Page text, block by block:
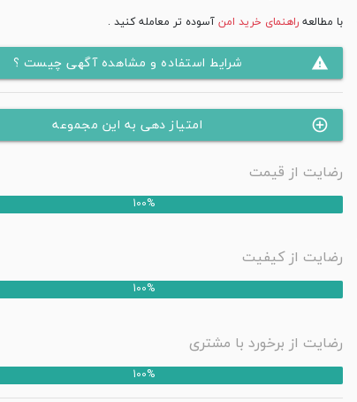
با مطالعهراهنمای خرید امنآسوده تر معامله کنید .
warning شرایط استفاده و مشاهده آگهی چیست ؟
control_point امتیاز دهی به این مجموعه
رضایت از قیمت
100%
رضایت از کیفیت
100%
رضایت از برخورد با مشتری
100%